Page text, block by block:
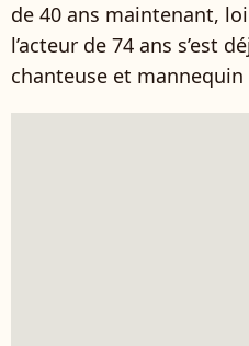
de 40 ans maintenant,
l’acteur de 74 ans s’est
chanteuse et mannequin